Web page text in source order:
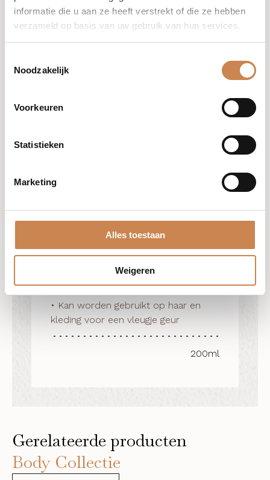
informatie die u aan ze heeft verstrekt of die ze hebben
verzameld op basis van uw gebruik van hun services.
Noodzakelijk
Voorkeuren
Statistieken
Marketing
Alles toestaan
Weigeren
Gerelateerde producten
Body Collectie
Hair & Body Fragrance
Ingrediënten
Voordelen
• Een snelle opfrisser voor
• Kan worden gebruikt op haar en
kleding voor een vleugje geur
200ml